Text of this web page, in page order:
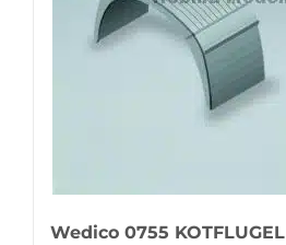
Wedico 0755 KOTFLUGEL